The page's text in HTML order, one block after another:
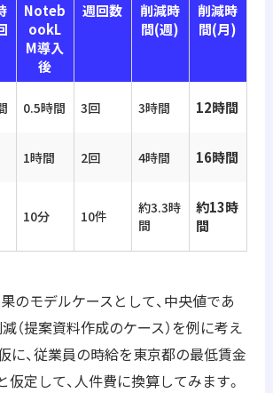
Noteb
ookL
M導入
後
週回数
削減時
間(週)
削減時
間(月)
0.5時間 3回 3時間 12時間
1時間 2回 4時間 16時間
10分 10件
約3.3時
間
約13時
間
のモデルケースとして、中央値であ
（提案資料作成のケース）を例に考え
に、従業員の時給を東京都の最低賃金
仮定して、人件費に換算してみます。